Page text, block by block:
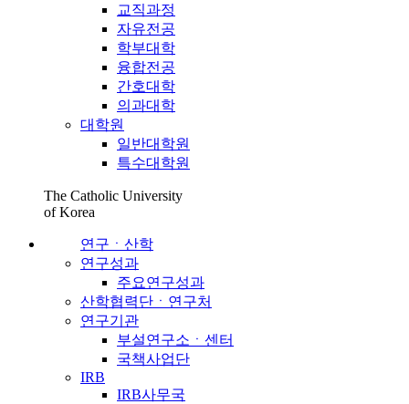
교직과정
자유전공
학부대학
융합전공
간호대학
의과대학
대학원
일반대학원
특수대학원
The Catholic University
of Korea
연구ㆍ산학
연구성과
주요연구성과
산학협력단ㆍ연구처
연구기관
부설연구소ㆍ센터
국책사업단
IRB
IRB사무국